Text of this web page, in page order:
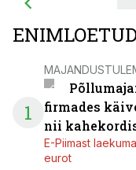
1
firmades
nii
E-Piimast
eurot